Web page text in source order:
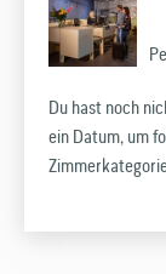
Du hast noch
ein Datum, um